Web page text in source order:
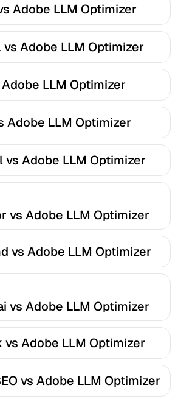
Adobe LLM Optimizer
Adobe LLM Optimizer
LLM Optimizer
Adobe LLM Optimizer
vs Adobe LLM Optimizer
vs Adobe LLM Optimizer
vs Adobe LLM Optimizer
vs Adobe LLM Optimizer
vs Adobe LLM Optimizer
vs Adobe LLM Optimizer